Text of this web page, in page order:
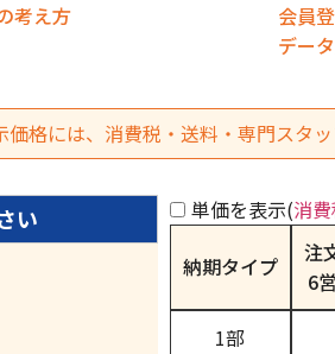
考え方
会員
デー
格には、消費税・送料・専門スタ
単価を表示(消
納期タイプ
注
6
1